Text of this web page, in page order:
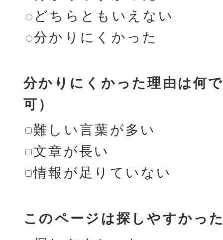
どちらともいえない
分かりにくかった
分かりにくかった理由は何
可）
難しい言葉が多い
文章が長い
情報が足りていない
このページは探しやすかっ